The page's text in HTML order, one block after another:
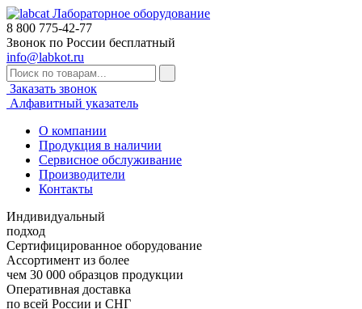
Лабораторное оборудование
8 800 775-42-77
Звонок по России бесплатный
info@labkot.ru
Заказать звонок
Алфавитный указатель
О компании
Продукция в наличии
Сервисное обслуживание
Производители
Контакты
Индивидуальный
подход
Сертифицированное оборудование
Ассортимент из более
чем 30 000 образцов продукции
Оперативная доставка
по всей России и СНГ